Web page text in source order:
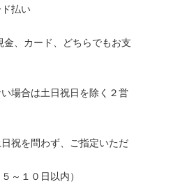
ド払い
金、カード、どちらでもお支
場合は土日祝日を除く２営
祝を問わず、ご指定いただ
～１０日以内）